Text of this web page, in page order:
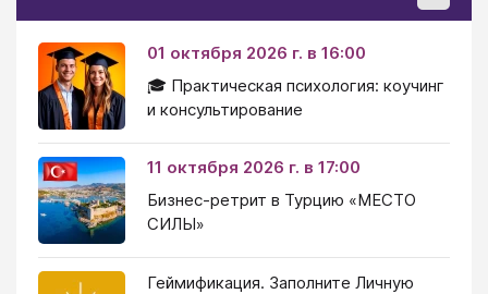
01 октября 2026 г. в 16:00
🎓 Практическая психология: коучинг
и консультирование
11 октября 2026 г. в 17:00
Бизнес-ретрит в Турцию «МЕСТО
СИЛЫ»
Геймификация. Заполните Личную